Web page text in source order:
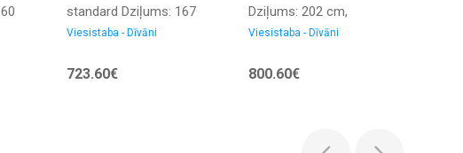
standard Dziļums: 167
cm, Guļamvietas
Platums: 268 cm,
Viesistaba - Dīvāni
723.60€
Dziļums: 202 cm,
Guļamvietas platums:
cm, Maksimālais
Viesistaba - Dīvāni
800.60€